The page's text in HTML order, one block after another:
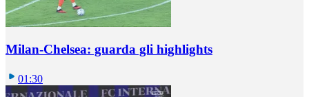
Milan-Chelsea: guarda gli highlights
01:30